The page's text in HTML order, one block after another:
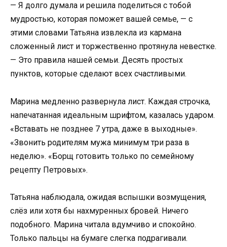
— Я долго думала и решила поделиться с тобой
мудростью, которая поможет вашей семье, — с
этими словами Татьяна извлекла из кармана
сложенный лист и торжественно протянула невестке.
— Это правила нашей семьи. Десять простых
пунктов, которые сделают всех счастливыми.
Марина медленно развернула лист. Каждая строчка,
напечатанная идеальным шрифтом, казалась ударом.
«Вставать не позднее 7 утра, даже в выходные».
«Звонить родителям мужа минимум три раза в
неделю». «Борщ готовить только по семейному
рецепту Петровых».
Татьяна наблюдала, ожидая вспышки возмущения,
слёз или хотя бы нахмуренных бровей. Ничего
подобного. Марина читала вдумчиво и спокойно.
Только пальцы на бумаге слегка подрагивали.